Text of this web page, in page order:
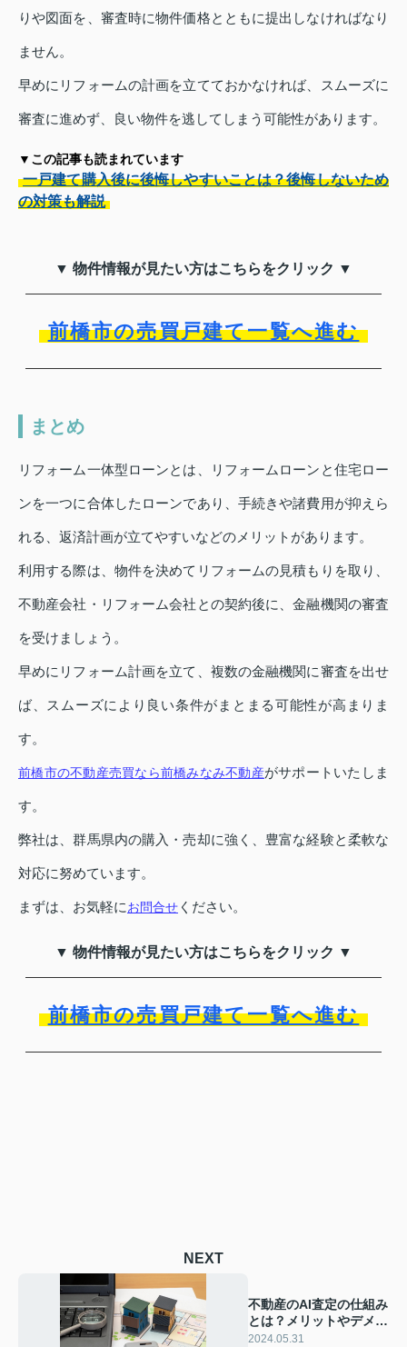
りや図面を、審査時に物件価格とともに提出しなければなり
ません。
早めにリフォームの計画を立てておかなければ、スムーズに
審査に進めず、良い物件を逃してしまう可能性があります。
▼この記事も読まれています
一戸建て購入後に後悔しやすいことは？後悔しないため
の対策も解説
▼ 物件情報が見たい方はこちらをクリック ▼
前橋市の売買戸建て一覧へ進む
まとめ
リフォーム一体型ローンとは、リフォームローンと住宅ロー
ンを一つに合体したローンであり、手続きや諸費用が抑えら
れる、返済計画が立てやすいなどのメリットがあります。
利用する際は、物件を決めてリフォームの見積もりを取り、
不動産会社・リフォーム会社との契約後に、金融機関の審査
を受けましょう。
早めにリフォーム計画を立て、複数の金融機関に審査を出せ
ば、スムーズにより良い条件がまとまる可能性が高まりま
す。
前橋市の不動産売買なら前橋みなみ不動産がサポートいたしま
す。
弊社は、群馬県内の購入・売却に強く、豊富な経験と柔軟な
対応に努めています。
まずは、お気軽にお問合せ ください。
▼ 物件情報が見たい方はこちらをクリック ▼
前橋市の売買戸建て一覧へ進む
NEXT
不動産のAI査定の仕組み
とは？メリットやデメリ
ットをご紹介
2024.05.31